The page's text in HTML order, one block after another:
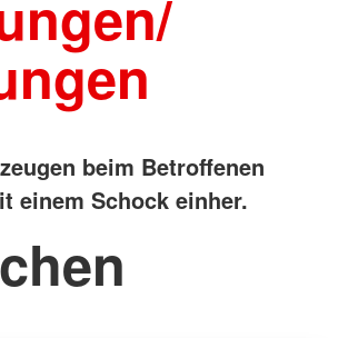
beim Betroffenen
einem Schock einher.